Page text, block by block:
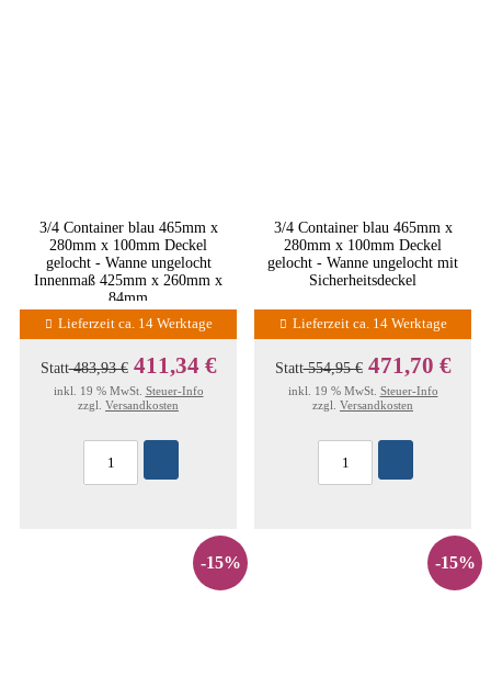
3/4 Container blau 465mm x
280mm x 100mm Deckel
gelocht - Wanne ungelocht
Innenmaß 425mm x 260mm x
84mm
Lieferzeit ca. 14 Werktage
Statt483,93 € 411,34 €
inkl. 19 % MwSt. Steuer-Info
zzgl. Versandkosten
3/4 Container blau 465mm x
280mm x 100mm Deckel
gelocht - Wanne ungelocht mit
Sicherheitsdeckel
Lieferzeit ca. 14 Werktage
Statt554,95 € 471,70 €
inkl. 19 % MwSt. Steuer-Info
zzgl. Versandkosten
-15% -15%